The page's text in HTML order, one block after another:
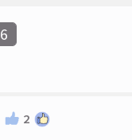
6
2